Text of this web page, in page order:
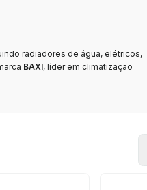
radiadores de água, elétricos,
BAXI, líder em climatização